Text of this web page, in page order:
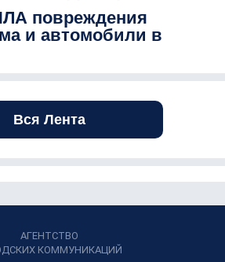
повреждения
и автомобили в
Вся Лента
АГЕНТСТВО
КОММУНИКАЦИЙ